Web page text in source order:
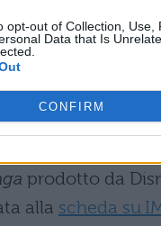
opt-out of Collection,
Data that Is
CONFIRM
– il condizonale
prodotto da
alla scheda su